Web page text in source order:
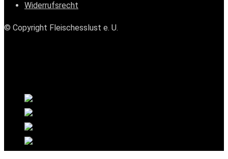
Widerrufsrecht
© Copyright Fleischesslust e. U.